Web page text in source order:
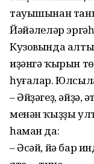
тауышынан
Йәйәүлеләр
Кузовында
иҙәнгә ҡырын
һуғалар.
– Әйҙәгеҙ, әйҙә,
менән ҡыҙҙы
һаман да:
– Әсәй, йә бар